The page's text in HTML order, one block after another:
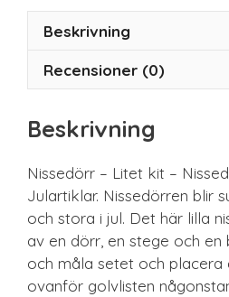
Beskrivning
Recensioner (0)
Beskrivning
Nissedörr – Litet kit –
Julartiklar. Nissedörren blir
och stora i jul. Det här lilla
av en dörr, en stege och
och måla setet och placera
ovanför golvlisten